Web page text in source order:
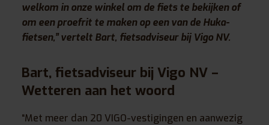
welkom in onze winkel om de fiets te bekijken of
om een proefrit te maken op een van de Huka-
fietsen,” vertelt Bart, fietsadviseur bij Vigo NV.
Bart, fietsadviseur bij Vigo NV –
Wetteren aan het woord
“Met meer dan 20 VIGO-vestigingen en aanwezig